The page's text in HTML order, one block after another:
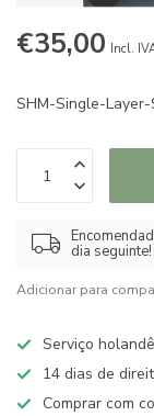
€35,00 Incl.
SHM-Single-
dia seguinte!
Adicionar para
Serviço
14 dias de
Comprar com